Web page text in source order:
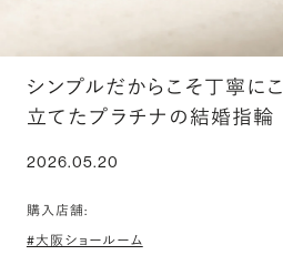
シンプルだからこそ丁寧に
立てたプラチナの結婚指輪
2026.05.20
購入店舗:
#大阪ショールーム